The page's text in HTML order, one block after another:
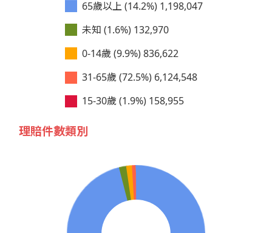
65歲以上 (14.2%) 1,198,047
未知 (1.6%) 132,970
0-14歲 (9.9%) 836,622
31-65歲 (72.5%) 6,124,548
15-30歲 (1.9%) 158,955
理賠件數類別